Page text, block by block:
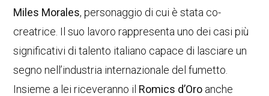
Miles Morales, personaggio di cui è stata co-
creatrice. Il suo lavoro rappresenta uno dei casi più
significativi di talento italiano capace di lasciare un
segno nell’industria internazionale del fumetto.
Insieme a lei riceveranno il Romics d’Oro anche